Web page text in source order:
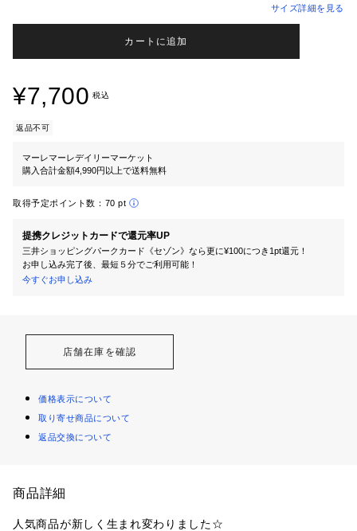
サイズ詳細を見る
カートに追加
¥7,700 税込
返品不可
マーレマーレデイリーマーケット
購入合計金額4,990円以上で送料無料
取得予定ポイント数： 70 pt
提携クレジットカードで還元率UP
三井ショッピングパークカード《セゾン》なら更に¥100につき1pt還元！
お申し込み完了後、最短５分でご利用可能！
今すぐお申し込み
店舗在庫を確認
価格表示について
取り寄せ商品について
返品交換について
商品詳細
人気商品が新しく生まれ変わりました☆